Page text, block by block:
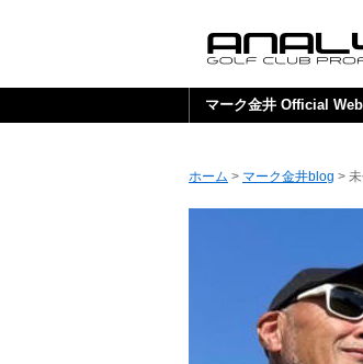
マーク金井 Official
ホーム > マーク金井blog >